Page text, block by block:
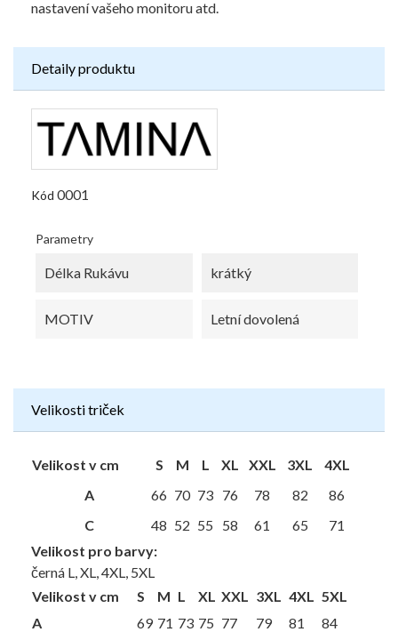
nastavení vašeho monitoru atd.
Detaily produktu
Kód 0001
Parametry
Délka Rukávu krátký
MOTIV Letní dovolená
Velikosti triček
Velikost v cm S M L XL XXL 3XL
4XL
A
66 70 73 76 78 82
86
C
48 52 55 58 61 65
71
Velikost pro barvy:
černá L, XL, 4XL, 5XL
Velikost v cm
S M L XL XXL 3XL 4XL 5XL
A
69 71 73 75 77 79 81
84